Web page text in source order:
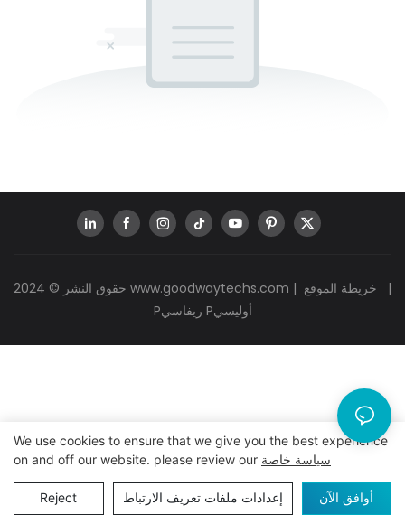
www.goodwaytechs.com |
|
Pريفاسي Pأوليسي
We use cookies to ensure that we give you the best experience
on and off our website. please review our سياسة خاصة
Reject إعدادات ملفات تعريف الارتباط أوافق الآن